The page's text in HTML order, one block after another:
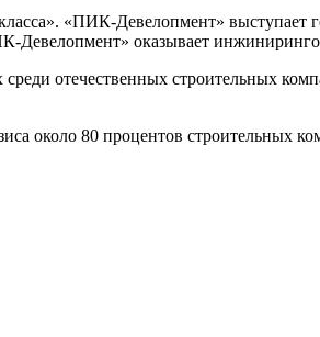
«ПИК-Девелопмент» выступает
Девелопмент» оказывает
отечественных строительных
около 80 процентов строительных